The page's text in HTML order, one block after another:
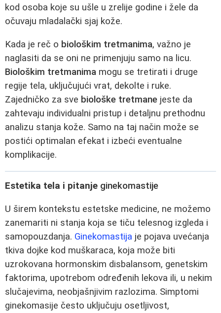
kod osoba koje su ušle u zrelije godine i žele da
očuvaju mladalački sjaj kože.
Kada je reč o biološkim tretmanima, važno je
naglasiti da se oni ne primenjuju samo na licu.
Biološkim tretmanima mogu se tretirati i druge
regije tela, uključujući vrat, dekolte i ruke.
Zajedničko za sve biološke tretmane jeste da
zahtevaju individualni pristup i detaljnu prethodnu
analizu stanja kože. Samo na taj način može se
postići optimalan efekat i izbeći eventualne
komplikacije.
Estetika tela i pitanje ginekomastije
U širem kontekstu estetske medicine, ne možemo
zanemariti ni stanja koja se tiču telesnog izgleda i
samopouzdanja. Ginekomastija je pojava uvećanja
tkiva dojke kod muškaraca, koja može biti
uzrokovana hormonskim disbalansom, genetskim
faktorima, upotrebom određenih lekova ili, u nekim
slučajevima, neobjašnjivim razlozima. Simptomi
ginekomasije često uključuju osetljivost,